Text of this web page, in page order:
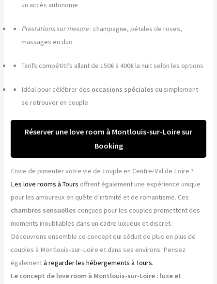
un accès autonome
Prestations sur mesure: champagne, pétales de roses,
massages en duo
Tarifs compétitifs allant de 150€ à 400€ la nuit selon les options
Idéal pour célébrer des occasions spéciales ou simplement
se retrouver en couple
Réserver une love room à Montlouis-sur-Loire sur
Booking
Envie de pimenter votre vie de couple en Centre-Val de Loire ?
Les love rooms à Tours offrent également une expérience unique
pour les amoureux en quête d’intimité et de romantisme. Ces
chambres sensuelles conçues pour les couples promettent des
moments inoubliables dans un cadre luxueux et discret.
Découvrons ensemble ce concept qui séduit de plus en plus de
couples à Montlouis-sur-Loire et dans ses environs. Pensez
égalementà regarder les hébergements à Tours.
Le concept de love room à Montlouis-sur-Loire : luxe et